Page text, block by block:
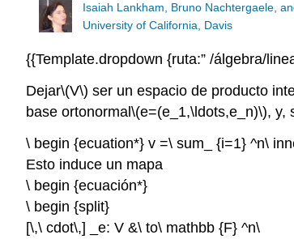
Isaiah Lankham, Bruno Nachtergaele,
University of California, Davis
{{Template.dropdown {ruta:” /álgebra/
Dejar\(V\) ser un espacio de producto
base ortonormal \(e=(e_1,\ldots,e_n)\), y,
\ begin {ecuation*} v =\ sum_ {i=1} ^n\
Esto induce un mapa
\ begin {ecuación*}
\ begin {split}
[\,\ cdot\,] _e: V &\ to\ mathbb {F} ^n\